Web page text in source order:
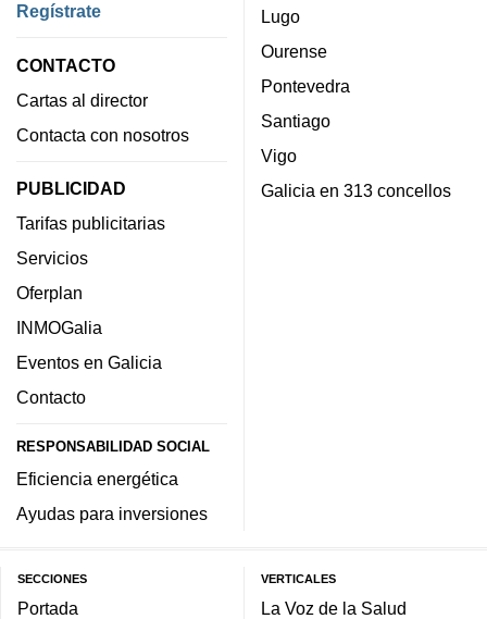
Regístrate
CONTACTO
Cartas al director
Contacta con nosotros
PUBLICIDAD
Tarifas publicitarias
Servicios
Oferplan
INMOGalia
Eventos en Galicia
Contacto
RESPONSABILIDAD SOCIAL
Eficiencia energética
Ayudas para inversiones
Lugo
Ourense
Pontevedra
Santiago
Vigo
Galicia en 313 concellos
SECCIONES
Portada
VERTICALES
La Voz de la Salud